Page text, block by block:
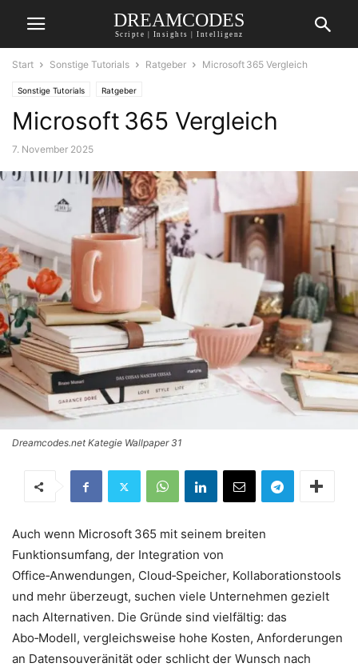
DREAMCODES
Scripte | Insights | Intelligenz
Start Sonstige Tutorials Ratgeber Microsoft 365 Vergleich
Sonstige Tutorials Ratgeber
Microsoft 365 Vergleich
7. November 2025
Dreamcodes.net Kategie Wallpaper 31
Auch wenn Microsoft 365 mit seinem breiten
Funktionsumfang, der Integration von
Office‑Anwendungen, Cloud‑Speicher, Kollaborationstools
und mehr überzeugt, suchen viele Unternehmen gezielt
nach Alternativen. Die Gründe sind vielfältig: das
Abo‑Modell, vergleichsweise hohe Kosten, Anforderungen
an Daten­souveränität oder schlicht der Wunsch nach